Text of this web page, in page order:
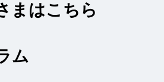
まはこちら
ム